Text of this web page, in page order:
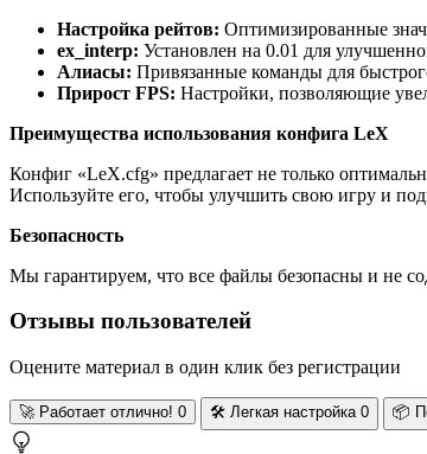
Настройка рейтов: Оптимизированные
ex_interp: Установлен на 0.01 для
Алиасы: Привязанные команды для
Прирост FPS: Настройки, позволяющие
Преимущества использования конфига LeX
Конфиг «LeX.cfg» предлагает не только
Используйте его, чтобы улучшить свою игру и
Безопасность
Мы гарантируем, что все файлы безопасны и не
Отзывы пользователей
Оцените материал в один клик без регистрации
🚀Работает отлично! 0 🛠️ Легкая настройка 0 📦